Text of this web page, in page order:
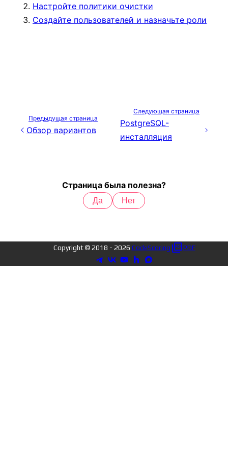
Настройте политики очистки
Создайте пользователей и назначьте роли
Предыдущая страница
Обзор вариантов
Следующая страница
PostgreSQL-
инсталляция
Страница была полезна?
Да Нет
Copyright © 2018 - 2026 CodeScoring PDF